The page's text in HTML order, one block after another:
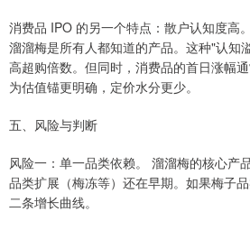
消费品 IPO 的另一个特点：散户认知度高
溜溜梅是所有人都知道的产品。这种"认知
高超购倍数。但同时，消费品的首日涨幅
为估值锚更明确，定价水分更少。
五、风险与判断
风险一：单一品类依赖。 溜溜梅的核心产
品类扩展（梅冻等）还在早期。如果梅子
二条增长曲线。